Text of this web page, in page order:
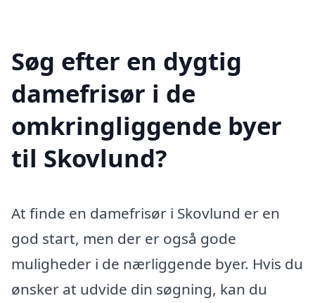
Søg efter en dygtig
damefrisør i de
omkringliggende byer
til Skovlund?
At finde en damefrisør i Skovlund er en
god start, men der er også gode
muligheder i de nærliggende byer. Hvis du
ønsker at udvide din søgning, kan du